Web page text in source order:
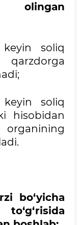
olingan
soliq
soliq
hisobidan
organining
bo‘yicha